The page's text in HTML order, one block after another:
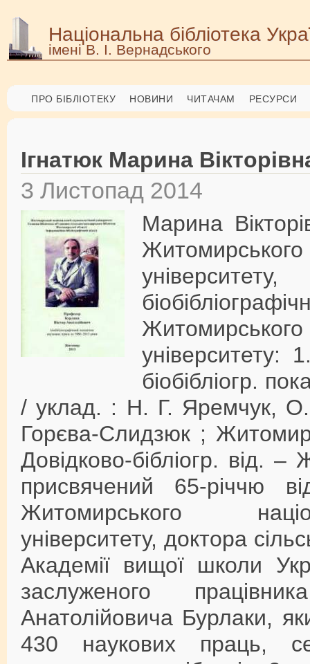
Національна бібліотека
імені В. І. Вернадського
ПРО БІБЛІОТЕКУ НОВИНИ ЧИТАЧАМ РЕСУРСИ
Ігнатюк Марина
3 Листопад 2014
Марина
Житомирського
Житомирського
університету:
біобібліогр.
/ уклад. : Н. Г. Яремчук,
Горєва-Слидзюк ;
Довідково-бібліогр. від.
присвячений 65-річчю
Житомирського
університету, доктора
Академії вищої школи
заслуженого
Анатолійовича Бурлаки,
430 наукових праць,